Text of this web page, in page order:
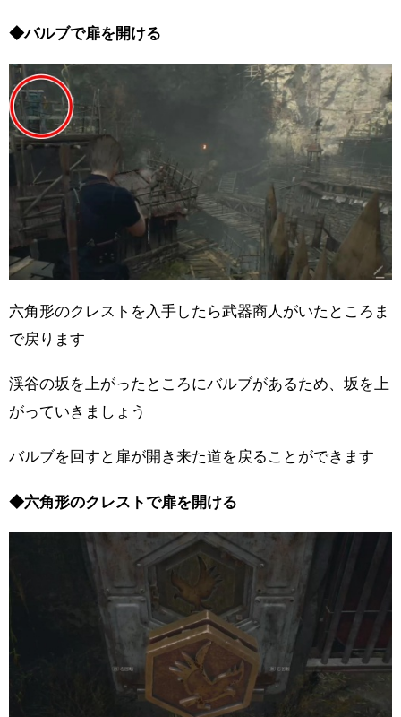
◆バルブで扉を開ける
六角形のクレストを入手したら武器商人がいたところま
で戻ります
渓谷の坂を上がったところにバルブがあるため、坂を上
がっていきましょう
バルブを回すと扉が開き来た道を戻ることができます
◆六角形のクレストで扉を開ける